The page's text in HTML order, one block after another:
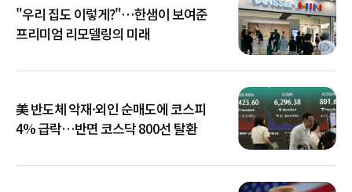
"우리 집도 이렇게?"…한샘이 보여준
프리미엄 리모델링의 미래
美 반도체 악재·외인 순매도에 코스피
4% 급락…반면 코스닥 800선 탈환